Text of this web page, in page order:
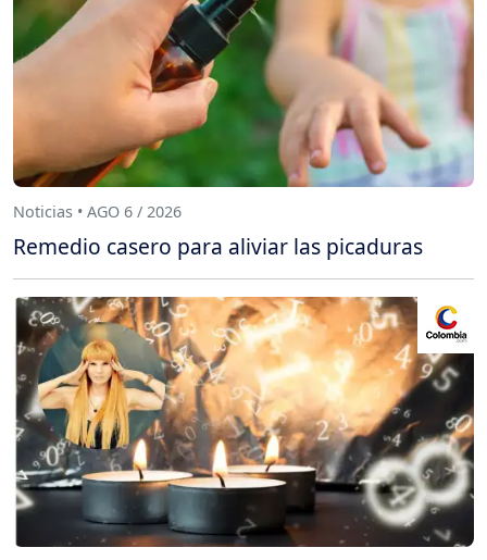
Noticias • AGO 6 / 2026
Remedio casero para aliviar las picaduras